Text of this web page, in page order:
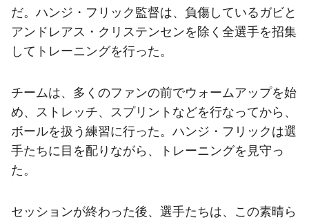
だ。ハンジ・フリック監督は、負傷しているガビと
アンドレアス・クリステンセンを除く全選手を招集
してトレーニングを行った。
チームは、多くのファンの前でウォームアップを始
め、ストレッチ、スプリントなどを行なってから、
ボールを扱う練習に行った。ハンジ・フリックは選
手たちに目を配りながら、トレーニングを見守っ
た。
セッションが終わった後、選手たちは、この素晴ら